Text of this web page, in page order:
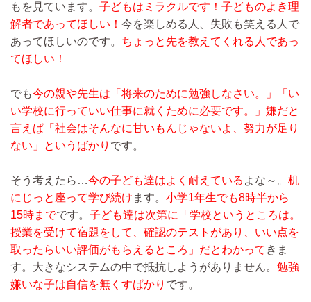
もを見ています。 子どもはミラクルです！子どものよき理
解者であってほしい！ 今を楽しめる人、失敗も笑える人で
あってほしいのです。 ちょっと先を教えてくれる人であっ
てほしい！
でも今の親や先生は「将来のために勉強しなさい。」「い
い学校に行っていい仕事に就くために必要です。」嫌だと
言えば「社会はそんなに甘いもんじゃないよ、努力が足り
ない」というばかり です。
そう考えたら…今の子ども達はよく耐えている よな～。 机
にじっと座って学び続け ます。 小学1年生でも8時半から
15時までです。 子ども達は次第に「学校というところは。
授業を受けて宿題をして、確認のテストがあり、いい点を
取ったらいい評価がもらえるところ」だとわかって きま
す。大きなシステムの中で抵抗しようがありません。 勉強
嫌いな子は自信を無くすばかり です。